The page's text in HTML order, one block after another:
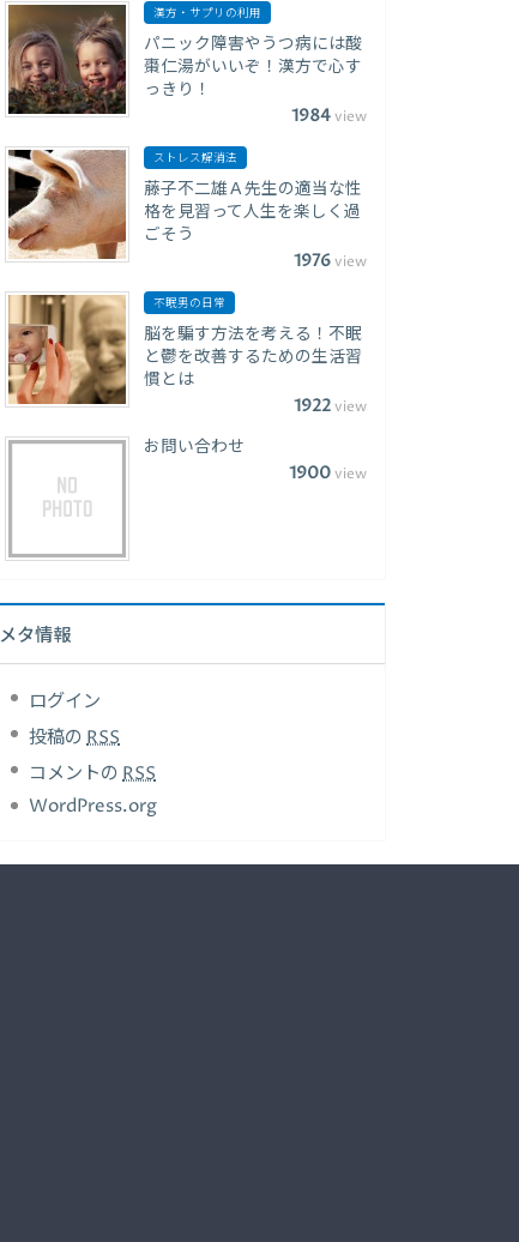
漢方・サプリの利用
パニック障害やうつ病には酸
棗仁湯がいいぞ！漢方で心す
っきり！
1984view
ストレス解消法
藤子不二雄Ａ先生の適当な性
格を見習って人生を楽しく過
ごそう
1976view
不眠男の日常
脳を騙す方法を考える！不眠
と鬱を改善するための生活習
慣とは
1922view
お問い合わせ
1900view
メタ情報
ログイン
投稿のRSS
コメントのRSS
WordPress.org